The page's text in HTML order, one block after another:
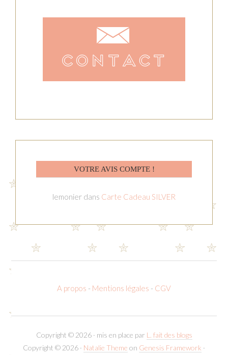
VOTRE AVIS COMPTE !
lemonier dans Carte Cadeau SILVER
A propos - Mentions légales - CGV
Copyright © 2026 · mis en place par L. fait des blogs
Copyright © 2026 · Natalie Theme on Genesis Framework ·